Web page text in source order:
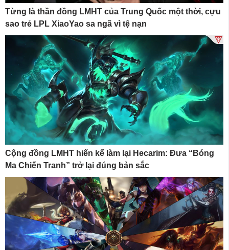
Từng là thần đồng LMHT của Trung Quốc một thời, cựu
sao trẻ LPL XiaoYao sa ngã vì tệ nạn
Cộng đồng LMHT hiến kế làm lại Hecarim: Đưa “Bóng
Ma Chiến Tranh” trở lại đúng bản sắc